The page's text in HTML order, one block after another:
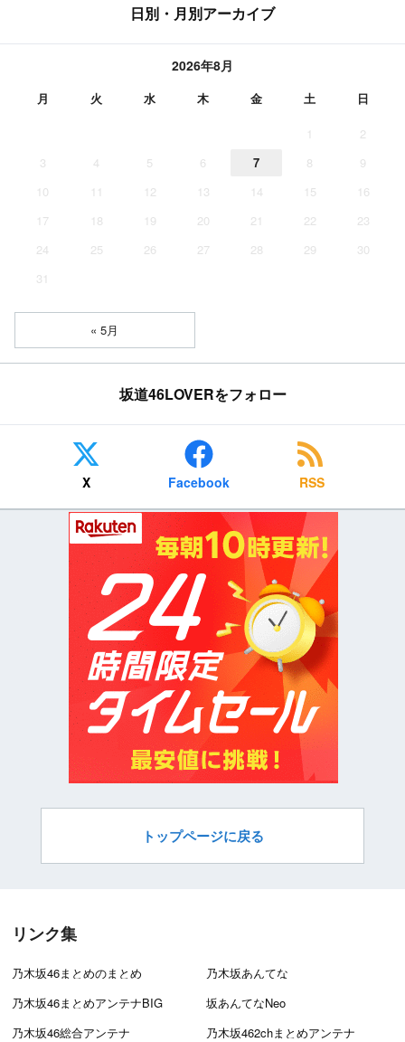
日別・月別アーカイブ
2026年8月
月 火 水 木 金 土 日
1
2
3
4 5 6 7 8
9
10
11 12 13 14 15
16
17
18 19 20 21 22
23
24
25 26 27 28 29
30
31
« 5月
坂道46LOVERをフォロー
X Facebook RSS
トップページに戻る
リンク集
乃木坂46まとめのまとめ
乃木坂あんてな
乃木坂46まとめアンテナBIG
坂あんてなNeo
乃木坂46総合アンテナ
乃木坂462chまとめアンテナ